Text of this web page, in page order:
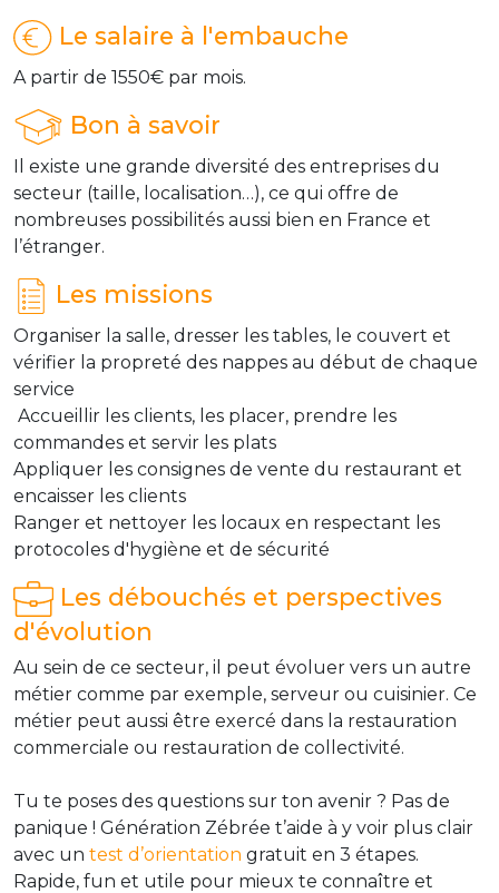
Le salaire à l'embauche
A partir de 1550€ par mois.
Bon à savoir
Il existe une grande diversité des entreprises du
secteur (taille, localisation…), ce qui offre de
nombreuses possibilités aussi bien en France et
l’étranger.
Les missions
Organiser la salle, dresser les tables, le couvert et
vérifier la propreté des nappes au début de chaque
service
Accueillir les clients, les placer, prendre les
commandes et servir les plats
Appliquer les consignes de vente du restaurant et
encaisser les clients
Ranger et nettoyer les locaux en respectant les
protocoles d'hygiène et de sécurité
Les débouchés et perspectives
d'évolution
Au sein de ce secteur, il peut évoluer vers un autre
métier comme par exemple, serveur ou cuisinier. Ce
métier peut aussi être exercé dans la restauration
commerciale ou restauration de collectivité.
Tu te poses des questions sur ton avenir ? Pas de
panique ! Génération Zébrée t’aide à y voir plus clair
avec un test d’orientation gratuit en 3 étapes.
Rapide, fun et utile pour mieux te connaître et